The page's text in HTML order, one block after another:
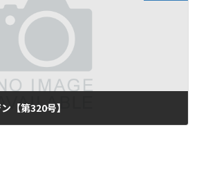
【第320号】